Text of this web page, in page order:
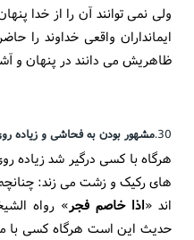
ولی نمی توانند آن را از خدا
ایمانداران واقعی خداوند را
ظاهریش می دانند در پنهان و
30. مشهور بودن به فحاشی و زیاده
هرگاه با کسی درگیر شد زیاده
های رکیک و زشت می زند: چنانچه
اند «اذا خاصم فجر» رواه
حدیث این است هرگاه کسی با